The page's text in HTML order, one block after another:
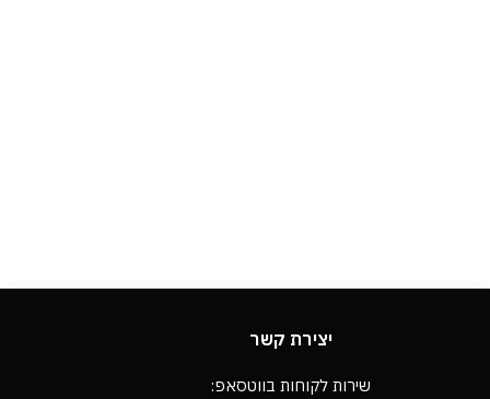
יצירת קשר
שירות לקוחות בווטסאפ: